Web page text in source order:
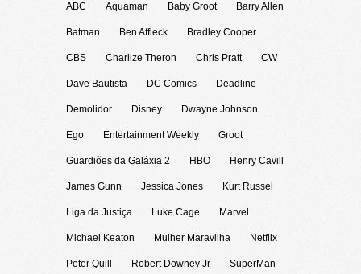
ABC Aquaman Baby Groot Barry Allen
Batman Ben Affleck Bradley Cooper
CBS Charlize Theron Chris Pratt CW
Dave Bautista DC Comics Deadline
Demolidor Disney Dwayne Johnson
Ego Entertainment Weekly Groot
Guardiões da Galáxia 2 HBO Henry Cavill
James Gunn Jessica Jones Kurt Russel
Liga da Justiça Luke Cage Marvel
Michael Keaton Mulher Maravilha Netflix
Peter Quill Robert Downey Jr SuperMan